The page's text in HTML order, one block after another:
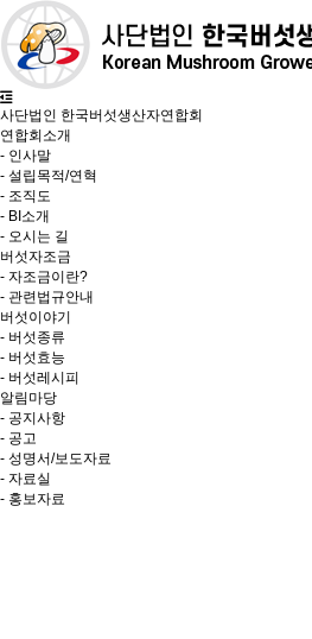
사단법인 한국버섯생산자연합회
연합회소개
- 인사말
- 설립목적/연혁
- 조직도
- BI소개
- 오시는 길
버섯자조금
- 자조금이란?
- 관련법규안내
버섯이야기
- 버섯종류
- 버섯효능
- 버섯레시피
알림마당
- 공지사항
- 공고
- 성명서/보도자료
- 자료실
- 홍보자료